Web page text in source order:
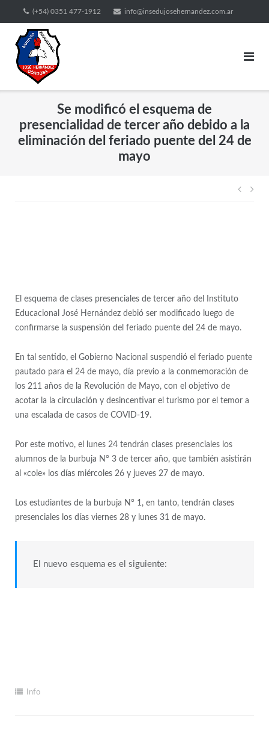
(+54) 0351 477-1912 info@insedujosehernandez.com.ar
Se modificó el esquema de
presencialidad de tercer año debido a la
eliminación del feriado puente del 24 de
mayo
El esquema de clases presenciales de tercer año del Instituto
Educacional José Hernández debió ser modificado luego de
confirmarse la suspensión del feriado puente del 24 de mayo.
En tal sentido, el Gobierno Nacional suspendió el feriado puente
pautado para el 24 de mayo, día previo a la conmemoración de
los 211 años de la Revolución de Mayo, con el objetivo de
acotar la la circulación y desincentivar el turismo por el temor a
una escalada de casos de COVID-19.
Por este motivo, el lunes 24 tendrán clases presenciales los
alumnos de la burbuja N° 3 de tercer año, que también asistirán
al «cole» los días miércoles 26 y jueves 27 de mayo.
Los estudiantes de la burbuja N° 1, en tanto, tendrán clases
presenciales los días viernes 28 y lunes 31 de mayo.
El nuevo esquema es el siguiente:
Info